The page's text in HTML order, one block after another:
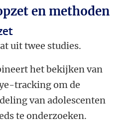
en methoden
uit twee studies.
het bekijken van
tracking om de
van adolescenten
te onderzoeken.